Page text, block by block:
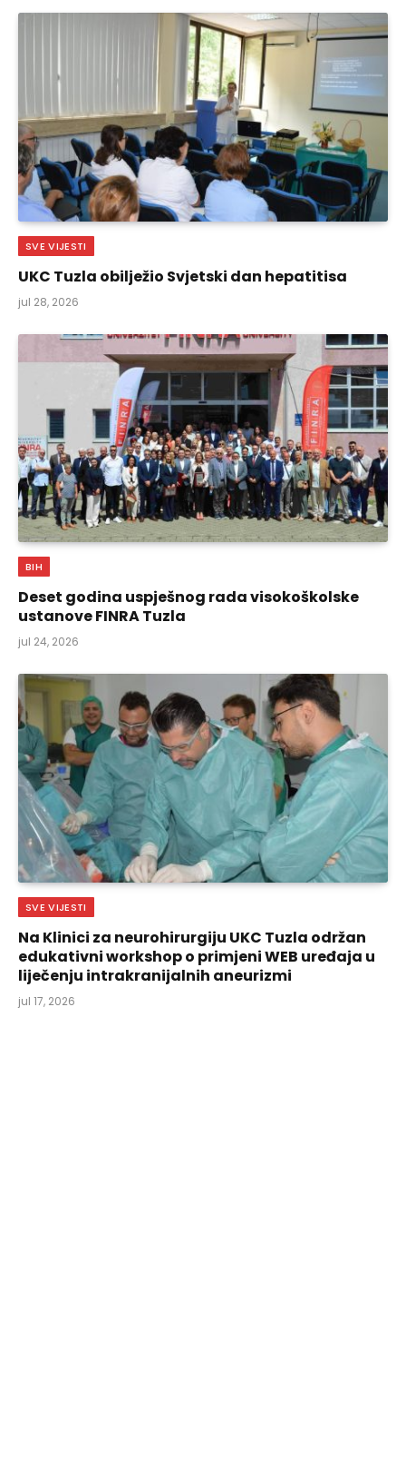
SVE VIJESTI
UKC Tuzla obilježio Svjetski dan hepatitisa
jul 28, 2026
BIH
Deset godina uspješnog rada visokoškolske
ustanove FINRA Tuzla
jul 24, 2026
SVE VIJESTI
Na Klinici za neurohirurgiju UKC Tuzla održan
edukativni workshop o primjeni WEB uređaja u
liječenju intrakranijalnih aneurizmi
jul 17, 2026